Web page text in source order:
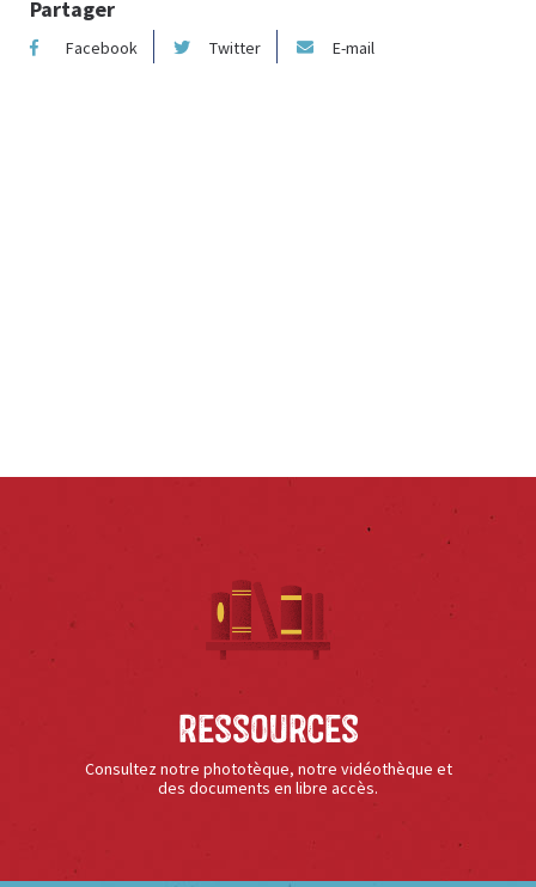
Partager
Facebook Twitter E-mail
Ressources
Consultez notre phototèque, notre vidéothèque et
des documents en libre accès.